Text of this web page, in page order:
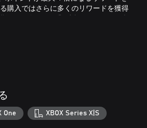
購入ではさらに多くのリワードを獲得
得し、使って、繰り返す – すべてが積
より多くを手に入れられます。Xbox で
バーに有効であるとは限らず、期間限
プロモーション期間後も、Microsoft ア
ない限り、サブスクリプションは通
で引き続き請求されます。価格が変更
One XBOX Series X|S